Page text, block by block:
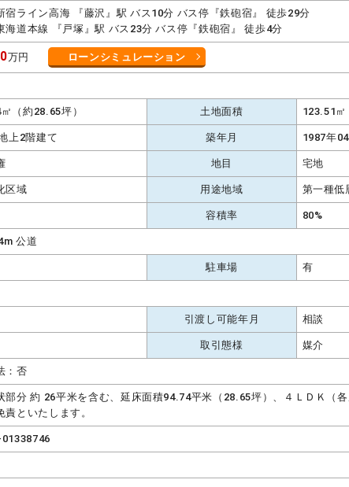
宿ライン高海 『藤沢』駅 バス10分 バス停『鉄砲宿』 徒歩29分
海道本線 『戸塚』駅 バス23分 バス停『鉄砲宿』 徒歩4分
万円 ローンシミュレーション
（約28.65坪） 土地面積 123.51
上2階建て 築年月 1987年04
地目 宅地
区域 用途地域 第一種低
容積率 80%
公道
駐車場 有
引渡し可能年月 相談
取引態様 媒介
：否
部分 約 26平米を含む、延床面積94.74平米（28.65坪）、４ＬＤＫ（
責といたします。